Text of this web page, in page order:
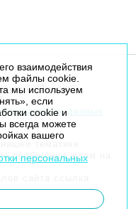
“Текарт”.
данных
тематике
сообщения ждем на
сайта ссылка
взаимодействия
файлы cookie.
мы используем
если
cookie и
всегда можете
вашего
персональных